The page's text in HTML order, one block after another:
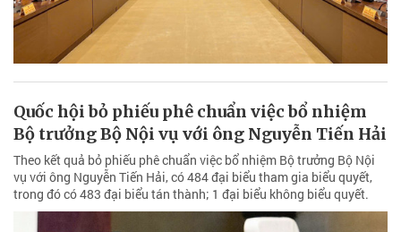
Quốc hội bỏ phiếu phê chuẩn việc bổ nhiệm
Bộ trưởng Bộ Nội vụ với ông Nguyễn Tiến Hải
Theo kết quả bỏ phiếu phê chuẩn việc bổ nhiệm Bộ trưởng Bộ Nội
vụ với ông Nguyễn Tiến Hải, có 484 đại biểu tham gia biểu quyết,
trong đó có 483 đại biểu tán thành; 1 đại biểu không biểu quyết.